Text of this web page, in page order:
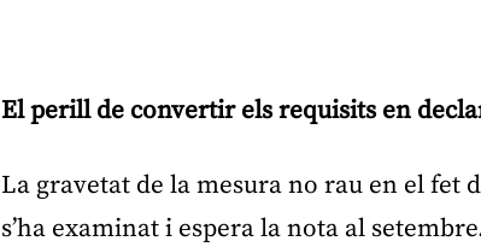
El perill de convertir els requisits en
La gravetat de la mesura no rau en el fet
s’ha examinat i espera la nota al